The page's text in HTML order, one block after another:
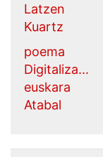
Latzen
Kuartz
poema
Digitaliza...
euskara
Atabal